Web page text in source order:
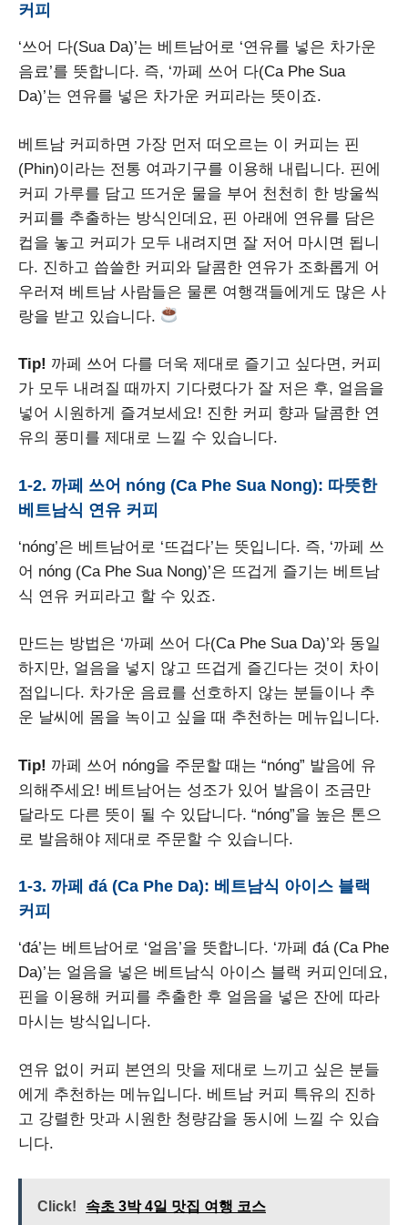
커피
‘쓰어 다(Sua Da)’는 베트남어로 ‘연유를 넣은 차가운
음료’를 뜻합니다. 즉, ‘까페 쓰어 다(Ca Phe Sua
Da)’는 연유를 넣은 차가운 커피라는 뜻이죠.
베트남 커피하면 가장 먼저 떠오르는 이 커피는 핀
(Phin)이라는 전통 여과기구를 이용해 내립니다. 핀에
커피 가루를 담고 뜨거운 물을 부어 천천히 한 방울씩
커피를 추출하는 방식인데요, 핀 아래에 연유를 담은
컵을 놓고 커피가 모두 내려지면 잘 저어 마시면 됩니
다. 진하고 씁쓸한 커피와 달콤한 연유가 조화롭게 어
우러져 베트남 사람들은 물론 여행객들에게도 많은 사
랑을 받고 있습니다.
Tip! 까페 쓰어 다를 더욱 제대로 즐기고 싶다면, 커피
가 모두 내려질 때까지 기다렸다가 잘 저은 후, 얼음을
넣어 시원하게 즐겨보세요! 진한 커피 향과 달콤한 연
유의 풍미를 제대로 느낄 수 있습니다.
1-2. 까페 쓰어 nóng (Ca Phe Sua Nong): 따뜻한
베트남식 연유 커피
‘nóng’은 베트남어로 ‘뜨겁다’는 뜻입니다. 즉, ‘까페 쓰
어 nóng (Ca Phe Sua Nong)’은 뜨겁게 즐기는 베트남
식 연유 커피라고 할 수 있죠.
만드는 방법은 ‘까페 쓰어 다(Ca Phe Sua Da)’와 동일
하지만, 얼음을 넣지 않고 뜨겁게 즐긴다는 것이 차이
점입니다. 차가운 음료를 선호하지 않는 분들이나 추
운 날씨에 몸을 녹이고 싶을 때 추천하는 메뉴입니다.
Tip! 까페 쓰어 nóng을 주문할 때는 “nóng” 발음에 유
의해주세요! 베트남어는 성조가 있어 발음이 조금만
달라도 다른 뜻이 될 수 있답니다. “nóng”을 높은 톤으
로 발음해야 제대로 주문할 수 있습니다.
1-3. 까페 đá (Ca Phe Da): 베트남식 아이스 블랙
커피
‘đá’는 베트남어로 ‘얼음’을 뜻합니다. ‘까페 đá (Ca Phe
Da)’는 얼음을 넣은 베트남식 아이스 블랙 커피인데요,
핀을 이용해 커피를 추출한 후 얼음을 넣은 잔에 따라
마시는 방식입니다.
연유 없이 커피 본연의 맛을 제대로 느끼고 싶은 분들
에게 추천하는 메뉴입니다. 베트남 커피 특유의 진하
고 강렬한 맛과 시원한 청량감을 동시에 느낄 수 있습
니다.
Click! 속초 3박 4일 맛집 여행 코스